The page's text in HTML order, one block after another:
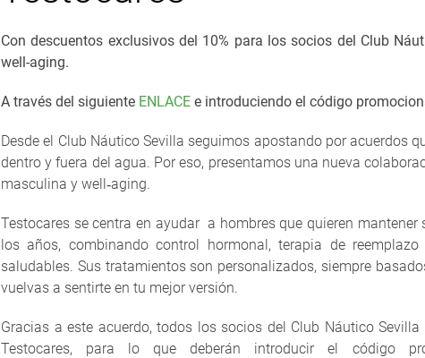
Con descuentos exclusivos del 10% para los socios del Club
well-aging.
A través del siguiente ENLACE e introduciendo el código
Desde el Club Náutico Sevilla seguimos apostando por acuerdos
dentro y fuera del agua. Por eso, presentamos una nueva
masculina y well‑aging.
Testocares se centra en ayudar a hombres que quieren
los años, combinando control hormonal, terapia de
saludables. Sus tratamientos son personalizados, siempre
vuelvas a sentirte en tu mejor versión.
Gracias a este acuerdo, todos los socios del Club Náutico
Testocares, para lo que deberán introducir el código